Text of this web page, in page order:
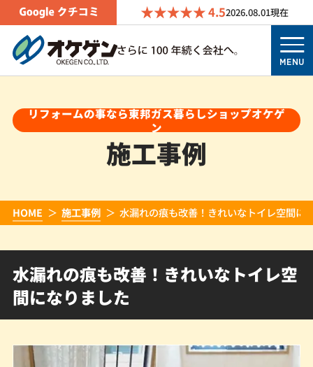
4.52026.08.01現在
MENU
リフォームの事なら東邦ガス暮らしショップオケゲ
ン
施工事例
HOME 施工事例 水漏れの痕も改善！きれいなトイレ空間に
水漏れの痕も改善！きれいなトイレ空
間になりました